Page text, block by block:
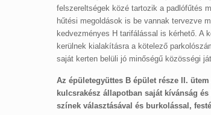
felszereltségek közé tartozik a padlófűtés
hűtési megoldások is be vannak tervezve
kedvezményes H tarifálással is kérhető. A
kerülnek kialakításra a kötelező
saját kerten belüli jó minőségű közösségi
Az épületegyüttes B épület része II.
kulcsrakész állapotban saját kívánság
színek választásával és burkolással,